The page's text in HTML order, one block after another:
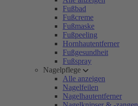
Fußbad
Fußcreme
Fußmaske
Fußpeeling
Hornhautentferner
Fußgesundheit
Fußspray
Nagelpflege
Alle anzeigen
Nagelfeilen
Nagelhautentferner